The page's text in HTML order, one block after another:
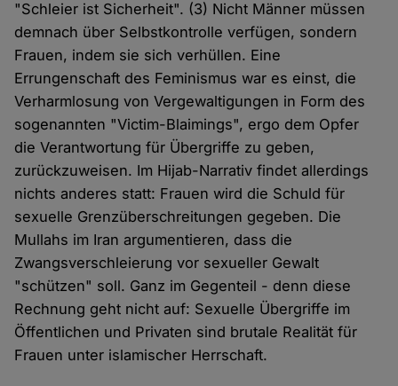
"Schleier ist Sicherheit". (3) Nicht Männer müssen
demnach über Selbstkontrolle verfügen, sondern
Frauen, indem sie sich verhüllen. Eine
Errungenschaft des Feminismus war es einst, die
Verharmlosung von Vergewaltigungen in Form des
sogenannten "Victim-Blaimings", ergo dem Opfer
die Verantwortung für Übergriffe zu geben,
zurückzuweisen. Im Hijab-Narrativ findet allerdings
nichts anderes statt: Frauen wird die Schuld für
sexuelle Grenzüberschreitungen gegeben. Die
Mullahs im Iran argumentieren, dass die
Zwangsverschleierung vor sexueller Gewalt
"schützen" soll. Ganz im Gegenteil - denn diese
Rechnung geht nicht auf: Sexuelle Übergriffe im
Öffentlichen und Privaten sind brutale Realität für
Frauen unter islamischer Herrschaft.